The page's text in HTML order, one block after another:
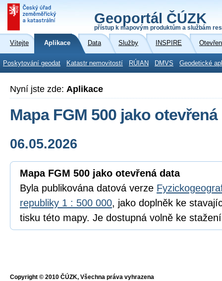
Geoportál ČÚZK
přístup k mapovým produktům a službám
Vítejte Aplikace Data Služby INSPIRE
Poskytování geodat Katastr nemovitostí RÚIAN DMVS Geodetické
Nyní jste zde: Aplikace
Mapa FGM 500 jako otevřená
06.05.2026
Mapa FGM 500 jako otevřená data
Byla publikována datová verze
republiky 1 : 500 000, jako doplněk ke
tisku této mapy. Je dostupná volně ke
Copyright © 2010 ČÚZK, Všechna práva vyhrazena